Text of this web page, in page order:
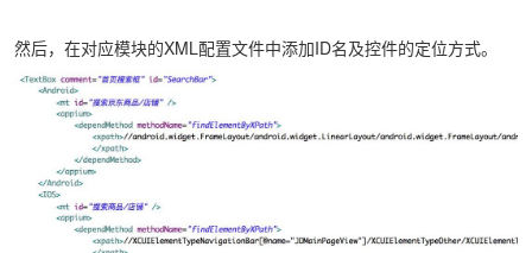
然后，在对应模块的XML配置文件中添加ID名及控件的定位方式。